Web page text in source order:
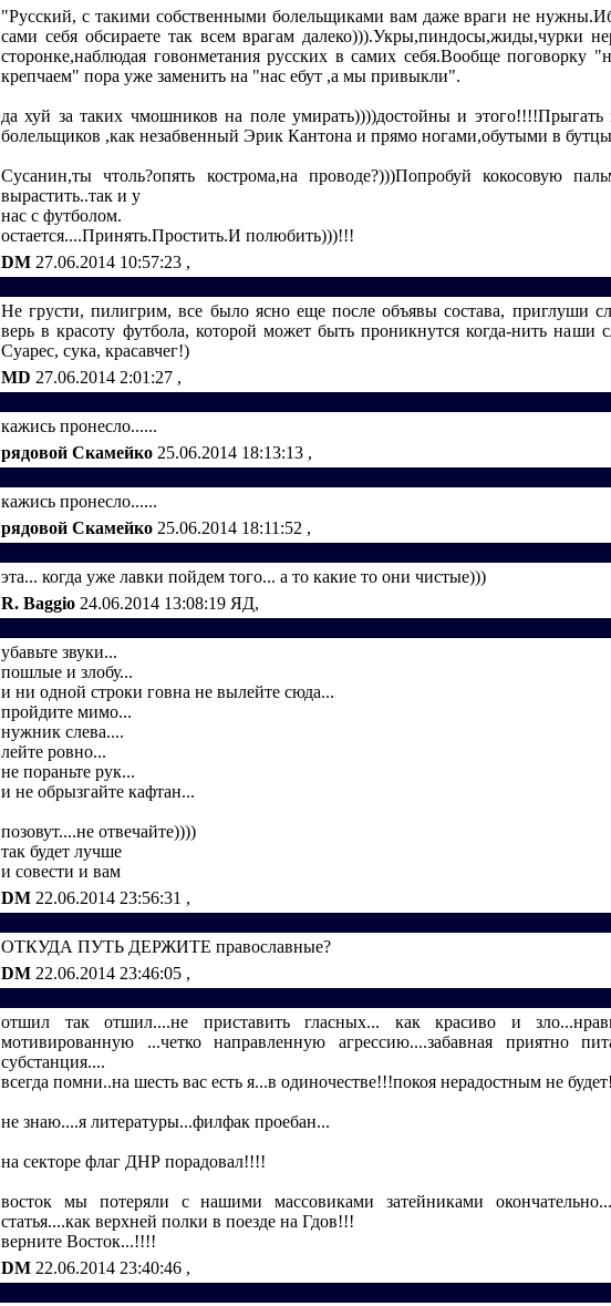
"Русский, с такими собственными болельщиками вам даже враги не
сами себя обсираете так всем врагам далеко))).Укры,пиндосы,жиды,чурки
сторонке,наблюдая говонметания русских в самих себя.Вообще поговорку
крепчаем" пора уже заменить на "нас ебут ,а мы привыкли".
да хуй за таких чмошников на поле умирать))))достойны и этого!!!!Прыгать
болельщиков ,как незабвенный Эрик Кантона и прямо ногами,обутыми в
Сусанин,ты чтоль?опять кострома,на проводе?)))Попробуй кокосовую
вырастить..так и у
нас с футболом.
остается....Принять.Простить.И полюбить)))!!!
DM 27.06.2014 10:57:23 ,
Не грусти, пилигрим, все было ясно еще после объявы состава, приглуши
верь в красоту футбола, которой может быть проникнутся когда-нить наши
Суарес, сука, красавчег!)
MD 27.06.2014 2:01:27 ,
кажись пронесло......
рядовой Скамейко 25.06.2014 18:13:13 ,
кажись пронесло......
рядовой Скамейко 25.06.2014 18:11:52 ,
эта... когда уже лавки пойдем того... а то какие то они чистые)))
R. Baggio 24.06.2014 13:08:19 ЯД,
убавьте звуки...
пошлые и злобу...
и ни одной строки говна не вылейте сюда...
пройдите мимо...
нужник слева....
лейте ровно...
не пораньте рук...
и не обрызгайте кафтан...
позовут....не отвечайте))))
так будет лучше
и совести и вам
DM 22.06.2014 23:56:31 ,
ОТКУДА ПУТЬ ДЕРЖИТЕ православные?
DM 22.06.2014 23:46:05 ,
отшил так отшил....не приставить гласных... как красиво и
мотивированную ...четко направленную агрессию....забавная приятно
субстанция....
всегда помни..на шесть вас есть я...в одиночестве!!!покоя нерадостным не
не знаю....я литературы...филфак проебан...
на секторе флаг ДНР порадовал!!!!
восток мы потеряли с нашими массовиками затейниками
статья....как верхней полки в поезде на Гдов!!!
верните Восток...!!!!
DM 22.06.2014 23:40:46 ,